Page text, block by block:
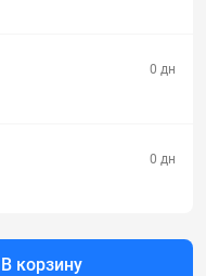
0 дн
0 дн
В корзину